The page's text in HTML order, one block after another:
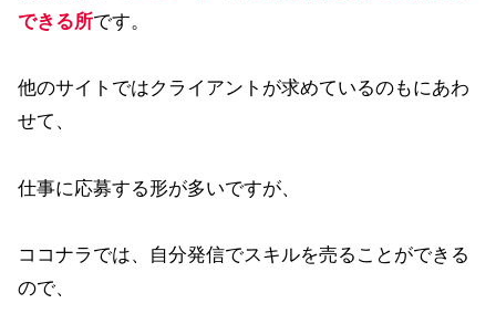
できる所です。
他のサイトではクライアントが求めているのもにあわ
せて、
仕事に応募する形が多いですが、
ココナラでは、自分発信でスキルを売ることができる
ので、